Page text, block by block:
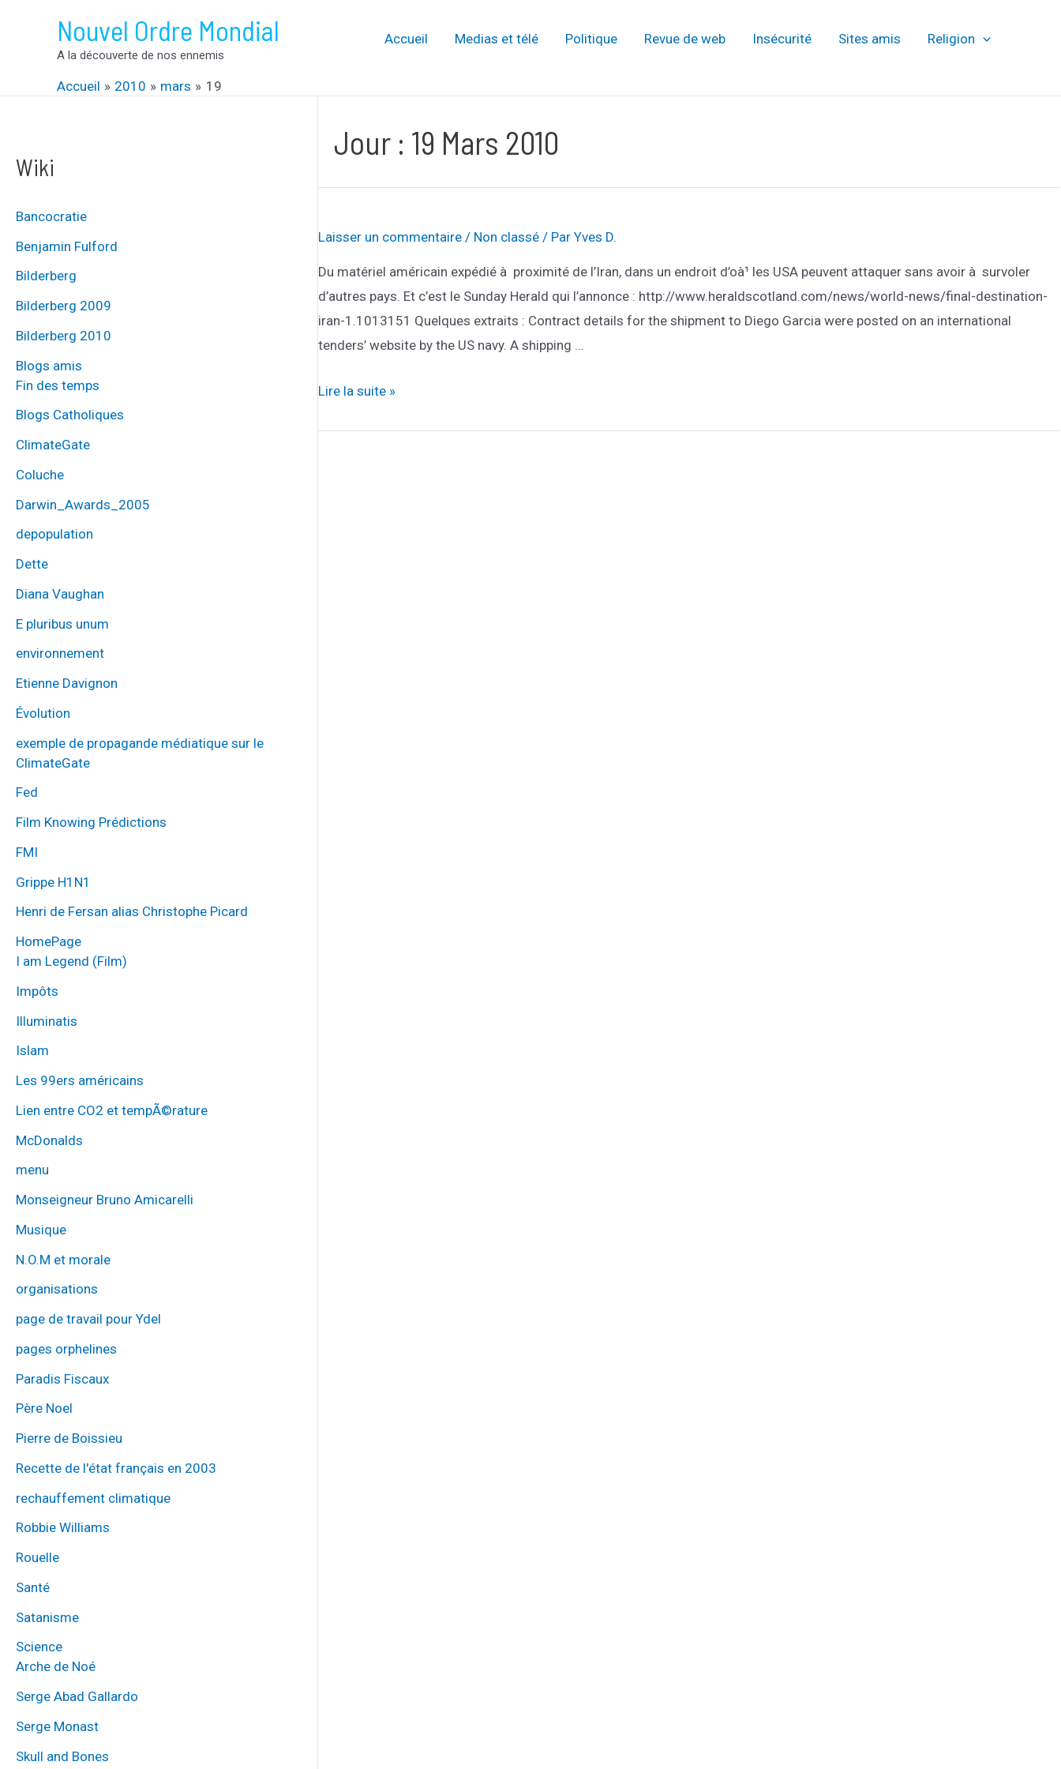
Nouvel Ordre Mondial
A la découverte de nos ennemis
Accueil Medias et télé Politique Revue de web Insécurité Sites amis Religion
Accueil 2010 mars 19
Wiki
Bancocratie
Benjamin Fulford
Bilderberg
Bilderberg 2009
Bilderberg 2010
Blogs amis
Fin des temps
Blogs Catholiques
ClimateGate
Coluche
Darwin_Awards_2005
depopulation
Dette
Diana Vaughan
E pluribus unum
environnement
Etienne Davignon
Évolution
exemple de propagande médiatique sur le
ClimateGate
Fed
Film Knowing Prédictions
FMI
Grippe H1N1
Henri de Fersan alias Christophe Picard
HomePage
I am Legend (Film)
Impôts
Illuminatis
Islam
Les 99ers américains
Lien entre CO2 et tempÃ©rature
McDonalds
menu
Monseigneur Bruno Amicarelli
Musique
N.O.M et morale
organisations
page de travail pour Ydel
pages orphelines
Paradis Fiscaux
Père Noel
Pierre de Boissieu
Recette de l'état français en 2003
rechauffement climatique
Robbie Williams
Rouelle
Santé
Satanisme
Science
Arche de Noé
Serge Abad Gallardo
Serge Monast
Skull and Bones
Jour : 19 Mars 2010
Laisser un commentaire / Non classé / ParYves D.
Du matériel américain expédié à proximité de l’Iran, dans un endroit d’oà¹ les USA peuvent attaquer sans avoir à survoler
d’autres pays. Et c’est le Sunday Herald qui l’annonce : http://www.heraldscotland.com/news/world-news/final-destination-
iran-1.1013151 Quelques extraits : Contract details for the shipment to Diego Garcia were posted on an international
tenders’ website by the US navy. A shipping …
Lire la suite »